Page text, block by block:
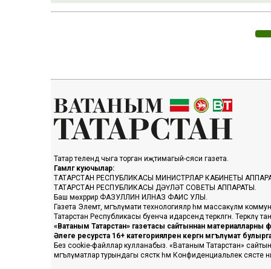
Татар телендә чыга торган иҗтимагый-сәяси газета.
Гамәлгә куючылар:
ТАТАРСТАН РЕСПУБЛИКАСЫ МИНИСТРЛАР КАБИНЕТЫ
ТАТАРСТАН РЕСПУБЛИКАСЫ ДӘҮЛӘТ СОВЕТЫ АППАРАТЫ.
Баш мөхәррир ФАЗУЛЛИН ИЛНАЗ ФАИС УЛЫ.
Газета Элемтә, мәгълүмати технологияләр һәм массакүләм
Татарстан Республикасы буенча идарәсендә теркәлгән.
«Ватаным Татарстан» газетасы сайтыннан материалларны
Әлеге ресурста 16+ категорияләренә кергән мәгълүмат
Без cookie-файллар кулланабыз. «Ватаным Татарстан» сайтына
мәгълүматлар турындагы сәясәткә һәм Конфиденциальлек